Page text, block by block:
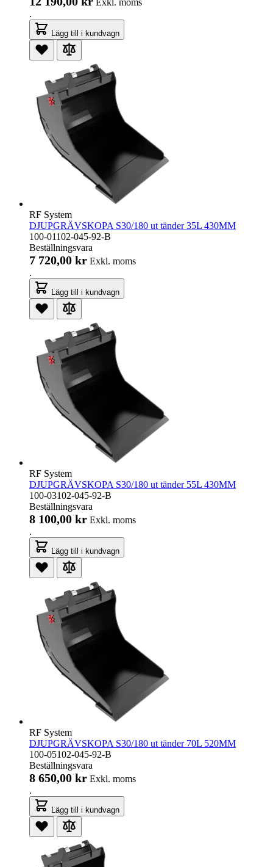
.
Lägg till i kundvagn
RF System
DJUPGRÄVSKOPA S30/180 ut tänder 35L 430MM
100-01102-045-92-B
Beställningsvara
7 720,00 kr Exkl. moms
.
Lägg till i kundvagn
RF System
DJUPGRÄVSKOPA S30/180 ut tänder 55L 430MM
100-03102-045-92-B
Beställningsvara
8 100,00 kr Exkl. moms
.
Lägg till i kundvagn
RF System
DJUPGRÄVSKOPA S30/180 ut tänder 70L 520MM
100-05102-045-92-B
Beställningsvara
8 650,00 kr Exkl. moms
.
Lägg till i kundvagn